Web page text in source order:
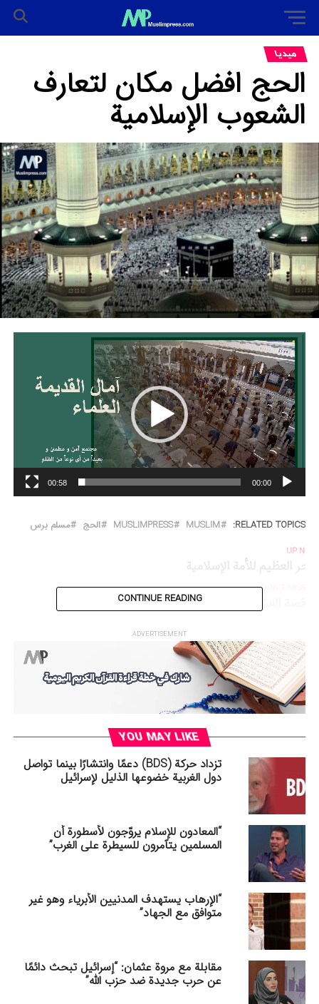
میدیا
الحج افضل مکان لتعارف
الشعوب الإسلامیة
مشغل
الفيديو
00:00
00:58
RELATED TOPICS:
MUSLIM
MUSLIMPRESS الحج مسلم برس
UP
العظیم للأمة الإسلامیة
DON'T MISS
قصة العشاق CONTINUE READING
ADVERTISEMENT
YOU MAY LIKE
تزداد حركة (BDS) دعمًا وانتشارًا بينما تواصل
دول الغربیة خضوعها الذليل لإسرائيل
“المعادون للإسلام يروّجون لأسطورة أن
المسلمين يتآمرون للسيطرة على الغرب”
“الإرهاب يستهدف المدنيين الأبرياء وهو غير
متوافق مع الجهاد”
مقابلة مع مروة عثمان: “إسرائيل تبحث دائمًا
عن حرب جديدة ضد حزب الله”